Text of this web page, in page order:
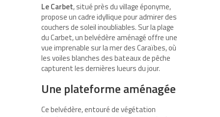
Le Carbet, situé près du village éponyme,
propose un cadre idyllique pour admirer des
couchers de soleil inoubliables. Sur la plage
du Carbet, un belvédère aménagé offre une
vue imprenable sur la mer des Caraïbes, où
lesvoiles blanchesdes bateaux de pêche
capturent les dernières lueurs du jour.
Une plateforme aménagée
Ce belvédère, entouré de végétation